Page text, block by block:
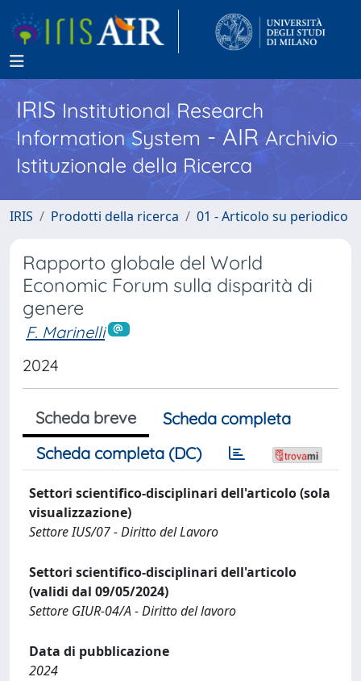
IRISInstitutional Research
Information System - AIR Archivio
Istituzionale della Ricerca
IRIS Prodotti della ricerca 01 - Articolo su periodico
Rapporto globale del World
Economic Forum sulla disparità di
genere
F. Marinelli
2024
Scheda breve
Scheda completa
Scheda completa (DC)
Settori scientifico-disciplinari dell'articolo (sola
visualizzazione)
Settore IUS/07 - Diritto del Lavoro
Settori scientifico-disciplinari dell'articolo
(validi dal 09/05/2024)
Settore GIUR-04/A - Diritto del lavoro
Data di pubblicazione
2024